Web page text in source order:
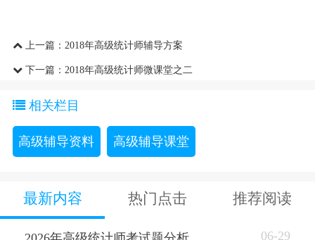
上一篇： 2018年高级统计师辅导方案
下一篇： 2018年高级统计师微课堂之二
相关栏目
高级辅导资料 高级辅导课堂
最新内容 热门点击 推荐阅读
06-29